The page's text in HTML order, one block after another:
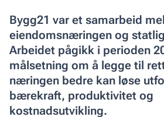
Bygg21 var et samarbeid
eiendomsnæringen og
Arbeidet pågikk i perioden
målsetning om å legge til
næringen bedre kan løse
bærekraft, produktivitet og
kostnadsutvikling.